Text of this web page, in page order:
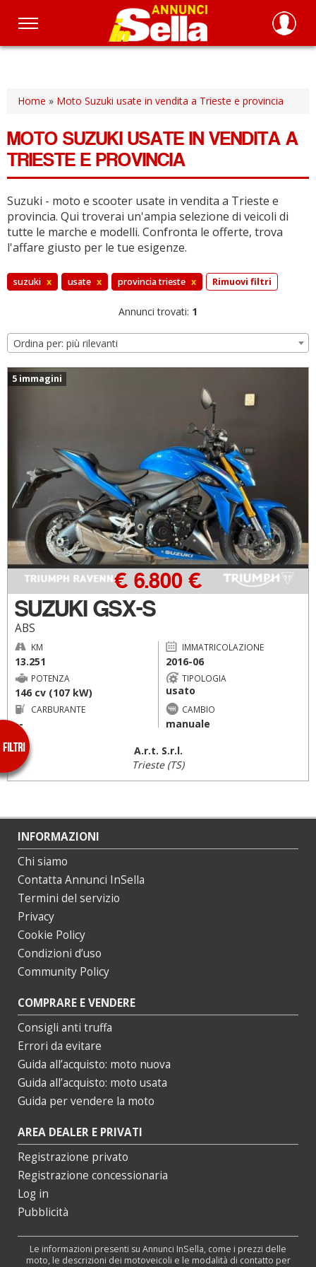
Salta
principale
Home » Moto Suzuki usate in vendita a Trieste e provincia
MOTO SUZUKI USATE IN VENDITA A
TRIESTE E PROVINCIA
Suzuki - moto e scooter usate in vendita a Trieste e
provincia. Qui troverai un'ampia selezione di veicoli di
tutte le marche e modelli. Confronta le offerte, trova
l'affare giusto per le tue esigenze.
suzuki x usate x provincia trieste x Rimuovi filtri
Annunci trovati: 1
Ordina per: più rilevanti
5 immagini
SUZUKI GSX-S
ABS
€ 6.800 €
KM
13.251
IMMATRICOLAZIONE
2016-06
POTENZA
146 cv (107 kW)
TIPOLOGIA
usato
CARBURANTE
--
CAMBIO
manuale
A.r.t. S.r.l.
Trieste (TS)
INFORMAZIONI
Chi siamo
Contatta Annunci InSella
Termini del servizio
Privacy
Cookie Policy
Condizioni d’uso
Community Policy
COMPRARE E VENDERE
Consigli anti truffa
Errori da evitare
Guida all’acquisto: moto nuova
Guida all’acquisto: moto usata
Guida per vendere la moto
AREA DEALER E PRIVATI
Registrazione privato
Registrazione concessionaria
Log in
Pubblicità
Le informazioni presenti su Annunci InSella, come i prezzi delle
moto, le descrizioni dei motoveicoli e le modalità di contatto per